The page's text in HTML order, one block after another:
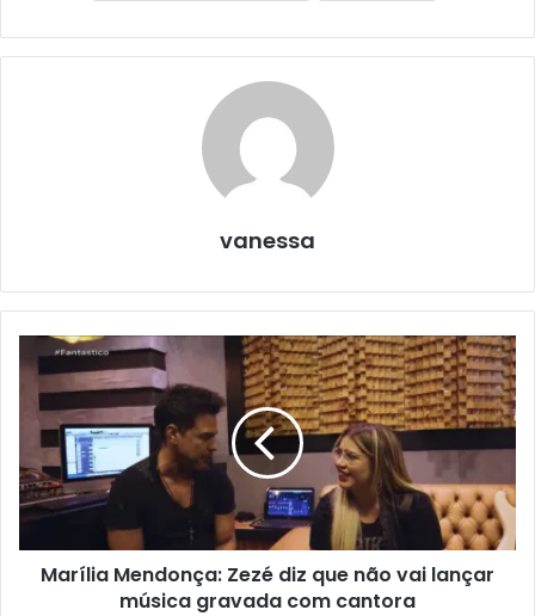
vanessa
Marília Mendonça: Zezé diz que não vai lançar
música gravada com cantora